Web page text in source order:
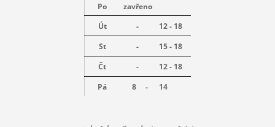
Po
zavřeno
Út
-
12 - 18
St
-
15 - 18
Čt
-
12 - 18
Pá
8 - 14